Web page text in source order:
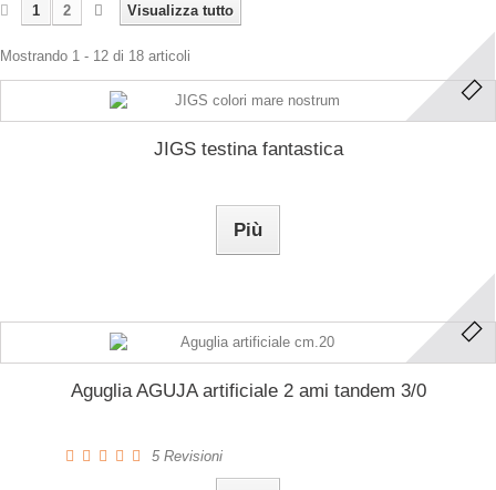
Visualizza tutto
1 2
Mostrando 1 - 12 di 18 articoli
JIGS testina fantastica
Più
Aguglia AGUJA artificiale 2 ami tandem 3/0
5 Revisioni